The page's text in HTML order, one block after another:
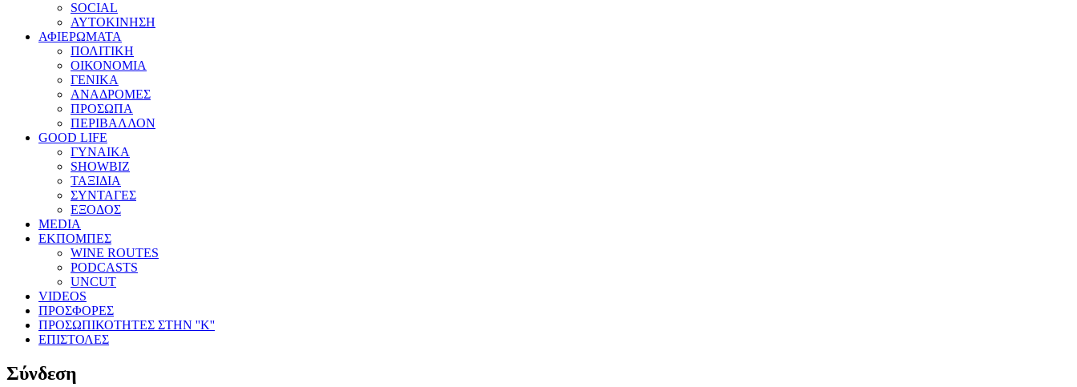
SOCIAL
ΑΥΤΟΚΙΝΗΣΗ
ΑΦΙΕΡΩΜΑΤΑ
ΠΟΛΙΤΙΚΗ
ΟΙΚΟΝΟΜΙΑ
ΓΕΝΙΚΑ
ΑΝΑΔΡΟΜΕΣ
ΠΡΟΣΩΠΑ
ΠΕΡΙΒΑΛΛΟΝ
GOOD LIFE
ΓΥΝΑΙΚΑ
SHOWBIZ
ΤΑΞΙΔΙΑ
ΣΥΝΤΑΓΕΣ
ΕΞΟΔΟΣ
MEDIA
ΕΚΠΟΜΠΕΣ
WINE ROUTES
PODCASTS
UNCUT
VIDEOS
ΠΡΟΣΦΟΡΕΣ
ΠΡΟΣΩΠΙΚΟΤΗΤΕΣ ΣΤΗΝ ''Κ''
ΕΠΙΣΤΟΛΕΣ
Σύνδεση